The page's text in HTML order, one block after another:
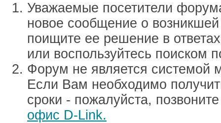
Уважаемые посетители
новое сообщение о
поищите ее решение в
или воспользуйтесь поиском
Форум не является системой
Если Вам необходимо
сроки - пожалуйста,
офис D-Link.